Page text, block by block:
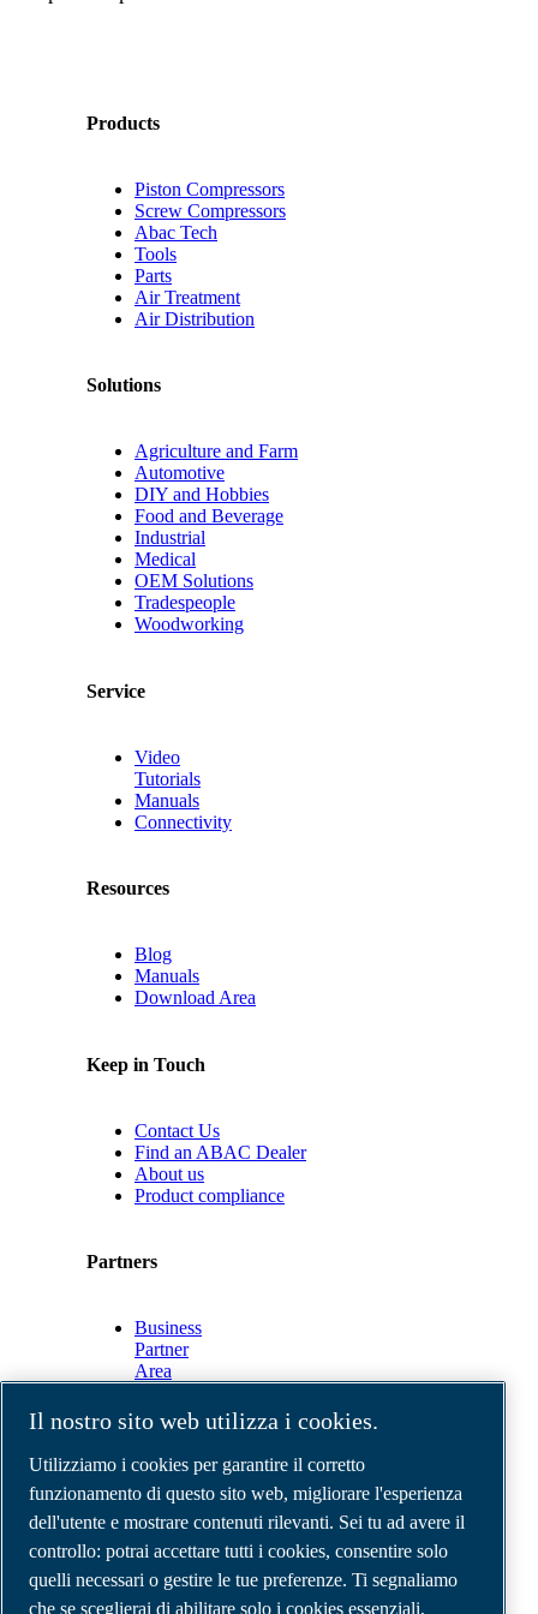
Products
Piston Compressors
Screw Compressors
Abac Tech
Tools
Parts
Air Treatment
Air Distribution
Solutions
Agriculture and Farm
Automotive
DIY and Hobbies
Food and Beverage
Industrial
Medical
OEM Solutions
Tradespeople
Woodworking
Service
Video
Tutorials
Manuals
Connectivity
Resources
Blog
Manuals
Download Area
Keep in Touch
Contact Us
Find an ABAC Dealer
About us
Product compliance
Partners
Business
Partner
Area
Connect
2.0
Business
ABAC
Media
Gallery
©2026 Compressori d'aria ABAC
Note legali e privacy
Il nostro sito web utilizza i cookies.
Utilizziamo i cookies per garantire il corretto
funzionamento di questo sito web, migliorare l'esperienza
dell'utente e mostrare contenuti rilevanti. Sei tu ad avere il
controllo: potrai accettare tutti i cookies, consentire solo
quelli necessari o gestire le tue preferenze. Ti segnaliamo
che se sceglierai di abilitare solo i cookies essenziali,